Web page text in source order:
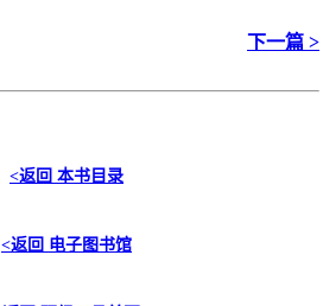
下一篇 >
<返回 本书目录
<返回 电子图书馆